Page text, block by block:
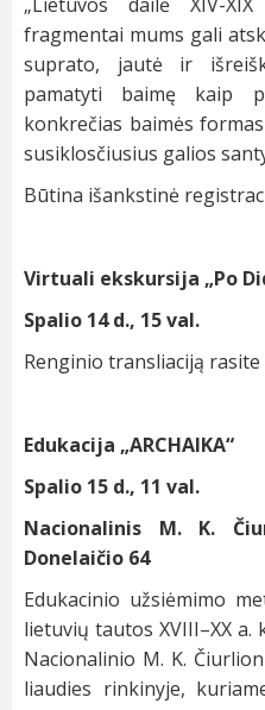
„Lietuvos dailė XIV-
fragmentai mums gali
suprato, jautė ir
pamatyti baimę kaip
konkrečias baimės
susiklosčiusius galios
Būtina išankstinė
Virtuali ekskursija „Po
Spalio 14 d., 15 val.
Renginio transliaciją rasite
Edukacija „ARCHAIKA“
Spalio 15 d., 11 val.
Nacionalinis M. K.
Donelaičio 64
Edukacinio užsiėmimo
lietuvių tautos XVIII–XX
Nacionalinio M. K.
liaudies rinkinyje,